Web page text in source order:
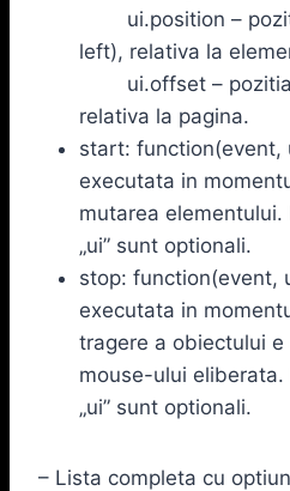
ui.position –
left), relativa la
ui.offset – pozitia
relativa la pagina.
start: function(event,
executata in
mutarea elementului.
„ui” sunt optionali.
stop: function(event,
executata in
tragere a obiectului
mouse-ului eliberata.
„ui” sunt optionali.
– Lista completa cu